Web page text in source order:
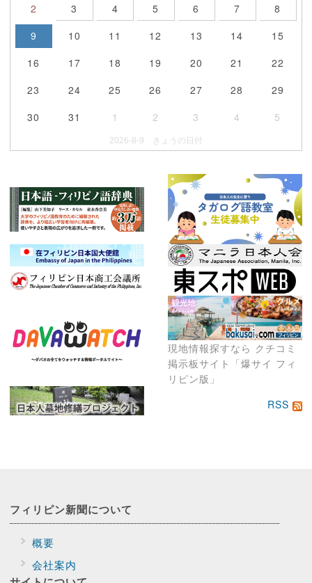
現地情報探すなら クチコミ
掲示板サイト「爆サイ フィ
リピン版」
2
3 4 5 6 7
8
9
10 11 12 13 14
15
16
17 18 19 20 21
22
23
24 25 26 27 28
29
30
31 1 2 3 4 5
2026-8-9 きょうの日付
RSS
フィリピン新聞について
概要
会社案内